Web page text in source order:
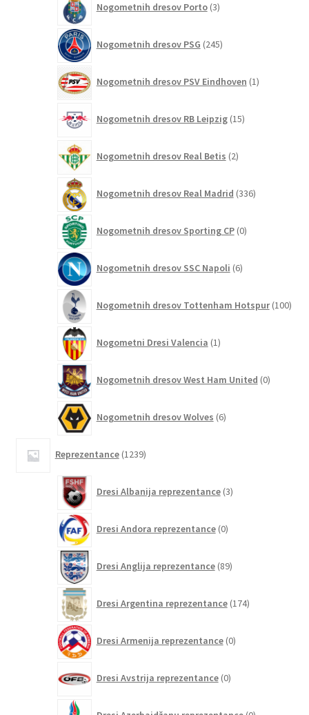
Nogometnih dresov Porto 3izdelki
Nogometnih dresov PSG 245izdelkov
Nogometnih dresov PSV Eindhoven 1izdelek
Nogometnih dresov RB Leipzig 15izdelkov
Nogometnih dresov Real Betis 2izdelka
Nogometnih dresov Real Madrid 336izdelkov
Nogometnih dresov Sporting CP 0izdelkov
Nogometnih dresov SSC Napoli 6izdelkov
Nogometnih dresov Tottenham Hotspur 100
Nogometni Dresi Valencia 1izdelek
Nogometnih dresov West Ham United 0izdelkov
Nogometnih dresov Wolves 6izdelkov
Reprezentance 1239izdelkov
Dresi Albanija reprezentance 3izdelki
Dresi Andora reprezentance 0izdelkov
Dresi Anglija reprezentance 89izdelkov
Dresi Argentina reprezentance 174izdelkov
Dresi Armenija reprezentance 0izdelkov
Dresi Avstrija reprezentance 0izdelkov